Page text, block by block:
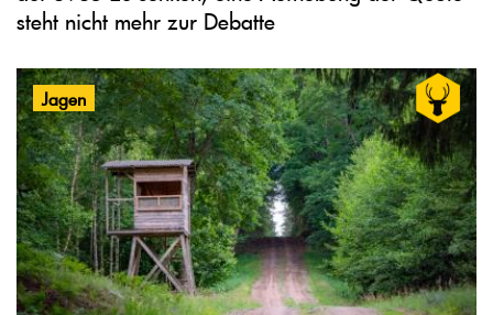
steht nicht mehr zur Debatte
Jagen